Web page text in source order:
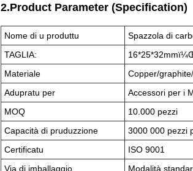
2.Product Parameter (Specification)
Nome di u produttu
Spazzola di
TAGLIA:
Materiale
Copper/
Adupratu per
Accessori per i
MOQ
10.000 pezzi
Capacità di pruduzzione
3000 000 pezzi
Certificatu
ISO 9001
Via di imballaggio
Modalità